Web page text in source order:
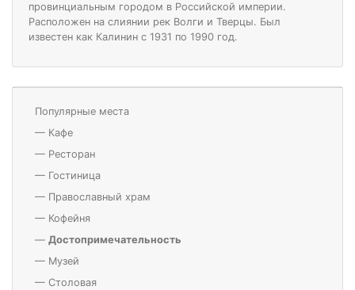
провинциальным городом в Российской империи.
Расположен на слиянии рек Волги и Тверцы. Был
известен как Калинин с 1931 по 1990 год.
Популярные места
— Кафе
— Ресторан
— Гостиница
— Православный храм
— Кофейня
— Достопримечательность
— Музей
— Столовая